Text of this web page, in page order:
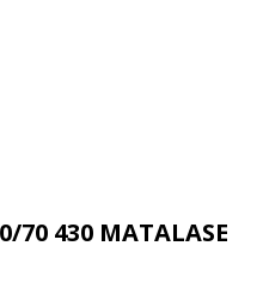
70 430 MATALASE